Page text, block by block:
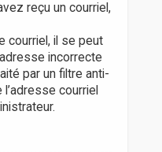
reçu un courriel,
courriel, il se peut
incorrecte
par un filtre anti-
courriel